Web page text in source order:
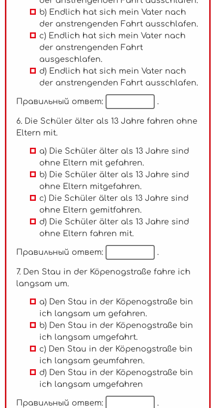
b) Endlich hat sich mein Vater nach
der anstrengenden Fahrt ausschlafen.
c) Endlich hat sich mein Vater nach
der anstrengenden Fahrt
ausgeschlafen.
d) Endlich hat sich mein Vater nach
der anstrengenden Fahrt ausschlafen.
Правильный ответ: .
6. Die Schüler älter als 13 Jahre fahren ohne
Eltern mit.
a) Die Schüler älter als 13 Jahre sind
ohne Eltern mit gefahren.
b) Die Schüler älter als 13 Jahre sind
ohne Eltern mitgefahren.
c) Die Schüler älter als 13 Jahre sind
ohne Eltern gemitfahren.
d) Die Schüler älter als 13 Jahre sind
ohne Eltern fahren mit.
Правильный ответ: .
7. Den Stau in der Köpenogstraße fahre ich
langsam um.
a) Den Stau in der Köpenogstraße bin
ich langsam um gefahren.
b) Den Stau in der Köpenogstraße bin
ich langsam umgefahrt.
c) Den Stau in der Köpenogstraße bin
ich langsam geumfahren.
d) Den Stau in der Köpenogstraße bin
ich langsam umgefahren
Правильный ответ: .